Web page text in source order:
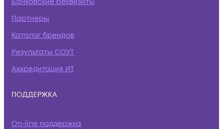
Партнеры
Каталог брендов
Результаты СОУТ
Аккредитация ИТ
ПОДДЕРЖКА
On-line поддержка